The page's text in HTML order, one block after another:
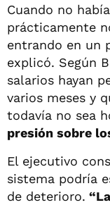
Cuando no
prácticamente
entrando en un
explicó. Según
salarios hayan
varios meses y
todavía no sea
presión sobre
El ejecutivo
sistema podría
de deterioro.